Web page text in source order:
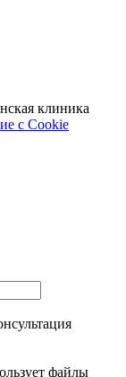
клиника
с Cookie
файлы